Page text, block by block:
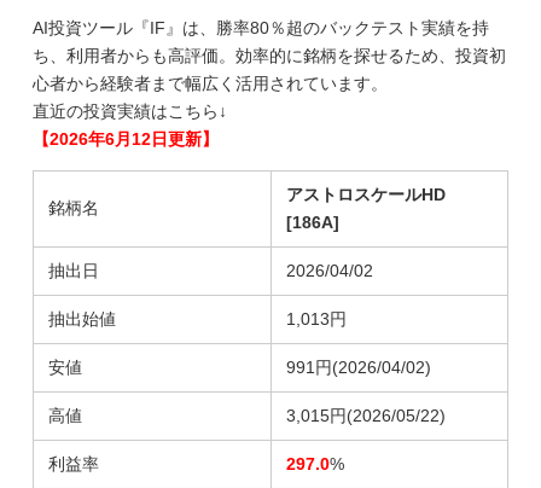
AI投資ツール『IF』は、勝率80％超のバックテスト実績を持
ち、利用者からも高評価。効率的に銘柄を探せるため、投資初
心者から経験者まで幅広く活用されています。
直近の投資実績はこちら↓
【2026年6月12日更新】
銘柄名
アストロスケールHD
[186A]
抽出日 2026/04/02
抽出始値 1,013円
安値 991円(2026/04/02)
高値 3,015円(2026/05/22)
利益率 297.0%